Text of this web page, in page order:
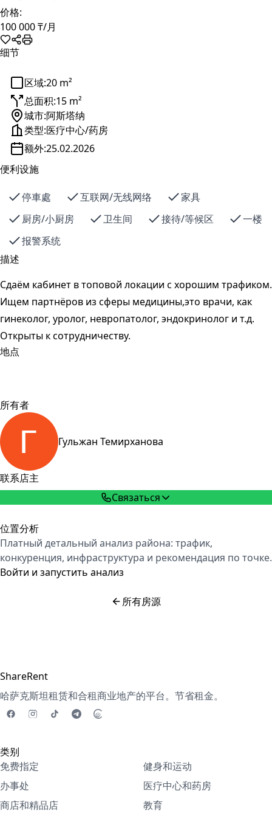
价格:
100 000 ₸/月
细节
区域:20 m²
总面积:15 m²
城市:阿斯塔纳
类型:医疗中心/药房
额外:25.02.2026
便利设施
停車處 互联网/无线网络
家具
厨房/小厨房
卫生间 接待/等候区
一楼
报警系统
描述
Сдаём кабинет в топовой локации с хорошим трафиком.
Ищем партнёров из сферы медицины,это врачи, как
гинеколог, уролог, невропатолог, эндокринолог и т.д.
Открыты к сотрудничеству.
地点
所有者
Гульжан Темирханова
联系店主
Связаться
位置分析
Платный детальный анализ района: трафик,
конкуренция, инфраструктура и рекомендация по точке.
Войти и запустить анализ
所有房源
ShareRent
哈萨克斯坦租赁和合租商业地产的平台。节省租金。
类别
免费指定
办事处
商店和精品店
健身和运动
医疗中心和药房
教育